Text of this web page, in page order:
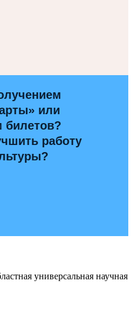
или
билетов?
работу
универсальная научная